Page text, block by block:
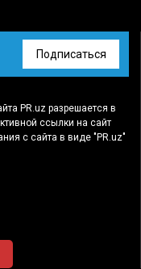
Подписаться
PR.uz разрешается в
ссылки на сайт
с сайта в виде "PR.uz"